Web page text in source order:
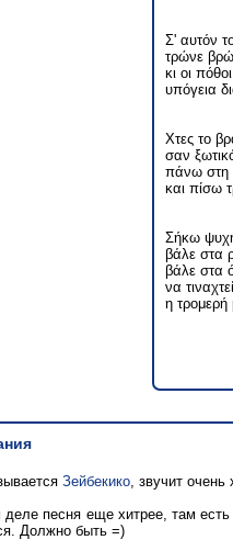
Σ' αυτόν
τρώνε
κι οι
υπόγεια
Χτες το
σαν
πάνω στη
και πίσω
Σήκω
βάλε στα
βάλε στα
να
η τρομερή
Зейбекико, звучит очень
песня еще хитрее, там есть
Должно быть =)